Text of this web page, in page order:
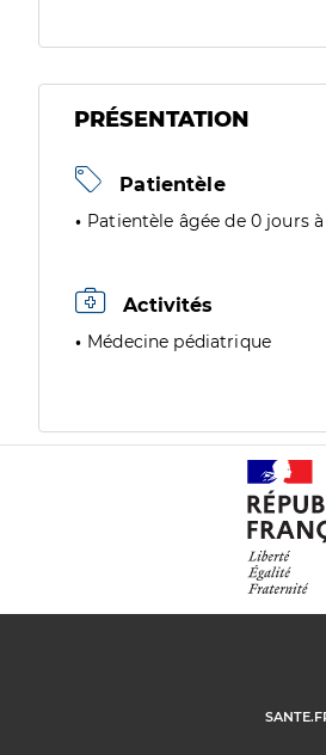
PRÉSENTATION
Patientèle
Patientèle âgée de 0 jours à
Activités
Médecine pédiatrique